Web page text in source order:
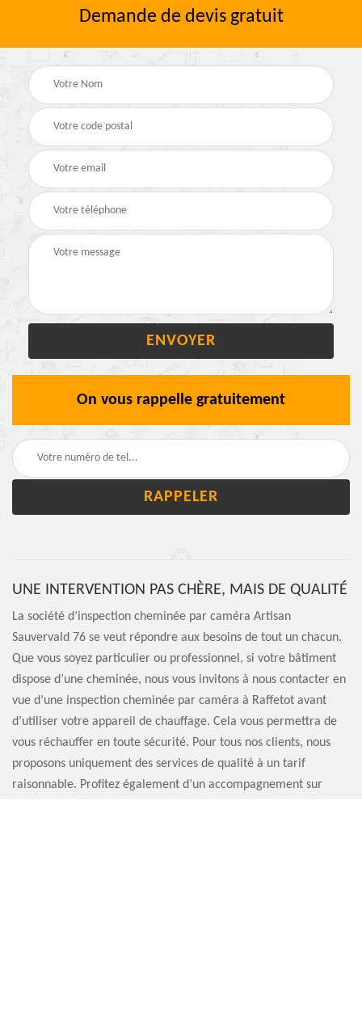
Demande de devis gratuit
On vous rappelle gratuitement
UNE INTERVENTION PAS CHÈRE, MAIS DE QUALITÉ
La société d’inspection cheminée par caméra Artisan
Sauvervald 76 se veut répondre aux besoins de tout un chacun.
Que vous soyez particulier ou professionnel, si votre bâtiment
dispose d’une cheminée, nous vous invitons à nous contacter en
vue d’une inspection cheminée par caméra à Raffetot avant
d’utiliser votre appareil de chauffage. Cela vous permettra de
vous réchauffer en toute sécurité. Pour tous nos clients, nous
proposons uniquement des services de qualité à un tarif
raisonnable. Profitez également d’un accompagnement sur